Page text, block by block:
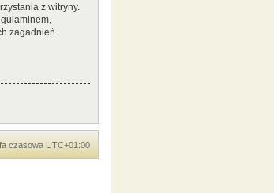
z witryny.
zagadnień
czasowa UTC+01:00